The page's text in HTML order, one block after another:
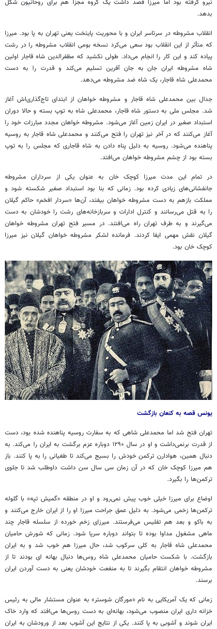
نیرو گرفته بود اما میرزا قصد داشت یک گروه مجزا هم برای روحانیون شکل
بدهد.
انقلاب مشروطه در سرتاسر ایران و با محوریت پایتخت یعنی تهران به پا بود. میرزا
که متأثر از این انقلاب بود سعی می‌کرد نسخه بومی انقلاب مشروطه را در رشت
پیاده کند و این کار را انجام می‌داد. طولی نکشید که مظفرالدینشاه قاجار اولین
شاه مشروطه ایران جان به جان آفرین تسلیم می‌کند و قدرت را به دست
محمدعلی شاه قاجار، یک شاه ضد مشروطه می‌دهد.
جدال بین محمدعلی شاه قاجار و مشروطه خواهان از ابتدای تاج‌گذاری‌اش آغاز
شد. مجلس ملی به دستور شاه قاجار، محمدعلی شاه به توپ بسته و حالا دوران
استبداد صغیر در ایران زمین آغاز می‌شود. مشروطه خواهان مجدد مبارزات خود را
آغاز می‌کنند که در آخر نیز تهران را فتح می‌کنند و محمدعلی شاه قاجار به روسیه
پناهنده می‌شود. روسیه به دلیل پناه دادن به شاه قاجاری که مجلس را به توپ
بسته بود از چشم مشروطه خواهان می‌افتد.
در تمام این مدت میرزا کوچک خان به عنوان یکی از سرداران مشروطه
جانفشانی‌های زیادی کرده بود. زمانی که بنا بود استبداد صغیر شکسته شود و
مملکت بازهم به دست مشروطه خواهان بیفتد، آن‌ها «سردار افخم» حاکم گیلان
را به قتل می‌رسانند و کنترل ادارات و سربازخانه‌های رشت را خودشان به دست
می‌گیرند و به طرف تهران راه می‌افتند. در مسیر فتح تهران مشروطه خواهان
گیلان نقش مهمی ایفا کردند. فرمانده لشکر مشروطه خواهان گیلان نیز میرزا
کوچک خان بود.
یونس قصه به کنعان بازگشت
تهران فتح شد اما محمدعلی شاهی که به سفارت روسیه پناهنده شده بود، دست
از قدرت برنمی‌داشت و او در سال ۱۲۹۰ دوباره عزم برگشت به ایران را می‌کند. به
دنبال همین، هوادارنترکمن خودش را بسیج می‌کند تا طغیانی را به پا کنند. باز
هم میرزا کوچک خان که در آن زمان سی سال سن داشت داوطلب شد تا جلوی
ترکمن‌ها را بگیرد.
اوضاع برای میرزا خیلی خوب پیش نمی‌رود و او در منطقه «گمیش تپه» با گلوله
ترکمن‌ها زخمی می‌شود. به دلیل عمق جراحت میرزا او را از ایران خارج می‌کنند و
به باکو و بعد هم تفلیس می‌فرستند. میرزای زخم خورده از سلسله قاجار چند
ماهی مشغول مداوا بوده تا بتواند دوباره سرپا شود. زمانی که شورش حامیان
محمدعلی شاه قاجار به کلی سرکوب شد، حال میرزا هم خوب شد و به ایران
بازگشت. با شکست حامیان محمدعلی شاه روس‌ها دنبالبهانه‌ ایبودند تا از
مشروطه خواهان انتقام بگیرند تا به منفعت خودشان یعنی به دست آوردن ایران
برسند.
زمانی که یک آمریکایی به نام «مورگان شوستر» به عنوان مستشار مالی به رئیس
خزانه داری ایران منصوب می‌شود، بهانه‌ای به دست روس‌ها می‌افتد که وارد خاک
ایران شوند و آشوبی به پا کنند. یکی از نتایج این آشوب بعد از ورودشان به ایران